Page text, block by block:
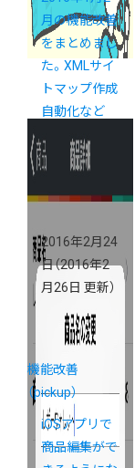
月の機能改善
をまとめまし
た。XMLサイ
トマップ作成
自動化など
2016年2月24
日（2016年2
月26日 更新）
機能改善
（pickup）
iOSアプリで
商品編集がで